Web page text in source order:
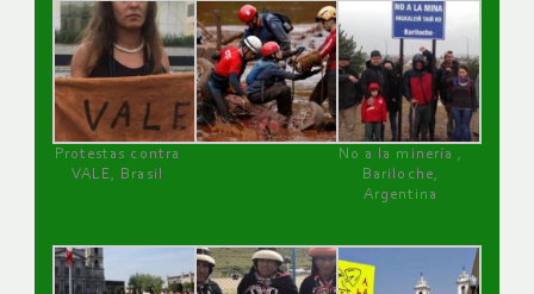
Protestas contra
VALE, Brasil
No a la minería ,
Bariloche,
Argentina